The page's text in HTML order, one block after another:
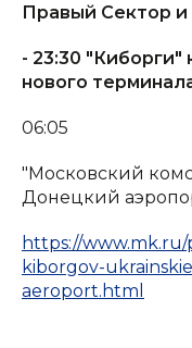
Правый Сектор
- 23:30 "Киборги"
нового
06:05
"Московский
Донецкий
https://www.mk.ru/
kiborgov-
aeroport.html